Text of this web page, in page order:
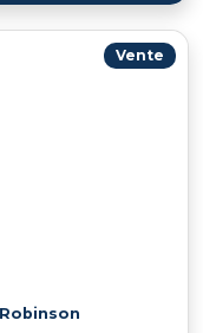
Vente